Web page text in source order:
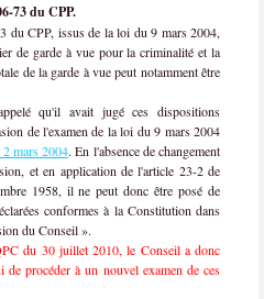
73 du CPP.
du CPP, issus de la loi du 9 mars 2004,
de garde à vue pour la criminalité et la
de la garde à vue peut notamment être
qu'il avait jugé ces dispositions
de l'examen de la loi du 9 mars 2004
mars 2004. En l'absence de changement
et en application de l'article 23-2 de
1958, il ne peut donc être posé de
conformes à la Constitution dans
du Conseil ».
du 30 juillet 2010, le Conseil a donc
procéder à un nouvel examen de ces